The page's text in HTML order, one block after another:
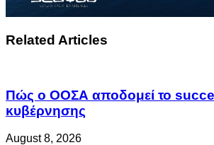
Related Articles
Πώς ο ΟΟΣΑ αποδομεί το
κυβέρνησης
August 8, 2026